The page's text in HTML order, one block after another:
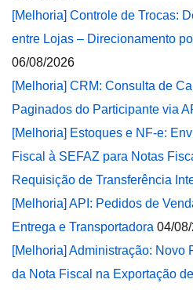
[Melhoria] Controle de Trocas:
entre Lojas – Direcionamento
06/08/2026
[Melhoria] CRM: Consulta de
Paginados do Participante via
[Melhoria] Estoques e NF-e:
Fiscal à SEFAZ para Notas
Requisição de Transferência
[Melhoria] API: Pedidos de
Entrega e Transportadora 04/
[Melhoria] Administração: Novo
da Nota Fiscal na Exportação